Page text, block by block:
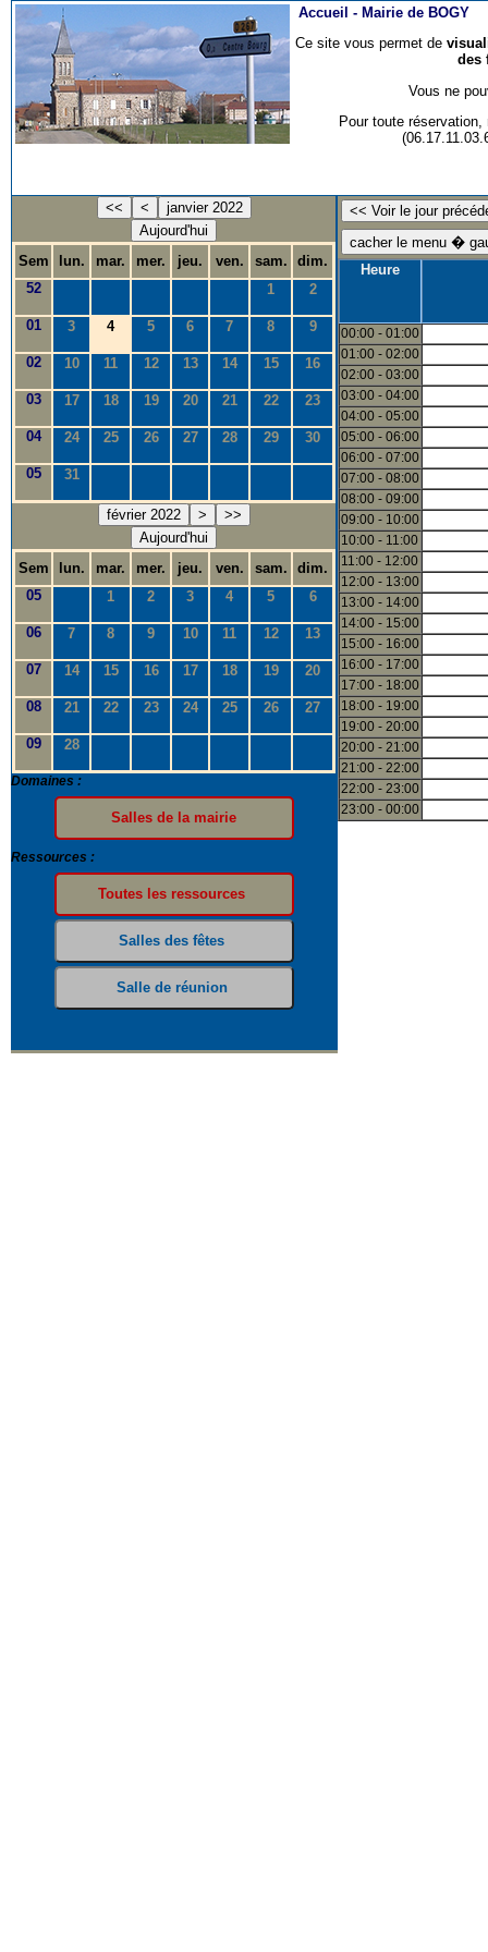
Accueil - Mairie de BOGY
Ce site vous permet de
des
Vous ne
Pour toute
<< <
janvier 2022
Aujourd'hui
Sem
lun. mar. mer. jeu. ven. sam.
dim.
52
1 2
01 3 4 5 6 7 8 9
02 10 11 12 13 14 15 16
03 17 18 19 20 21 22 23
04 24 25 26 27 28 29 30
05 31
février 2022 >
>>
Aujourd'hui
Sem
lun. mar. mer. jeu. ven. sam.
dim.
05
1 2 3 4 5 6
06 7 8 9 10 11 12 13
07 14 15 16 17 18 19 20
08 21 22 23 24 25 26 27
09 28
Domaines :
Ressources :
Heure
00:00 - 01:00
01:00 - 02:00
02:00 - 03:00
03:00 - 04:00
04:00 - 05:00
05:00 - 06:00
06:00 - 07:00
07:00 - 08:00
08:00 - 09:00
09:00 - 10:00
10:00 - 11:00
11:00 - 12:00
12:00 - 13:00
13:00 - 14:00
14:00 - 15:00
15:00 - 16:00
16:00 - 17:00
17:00 - 18:00
18:00 - 19:00
19:00 - 20:00
20:00 - 21:00
21:00 - 22:00
22:00 - 23:00
23:00 - 00:00